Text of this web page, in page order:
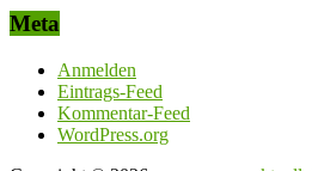
Meta
Anmelden
Eintrags-Feed
Kommentar-Feed
WordPress.org